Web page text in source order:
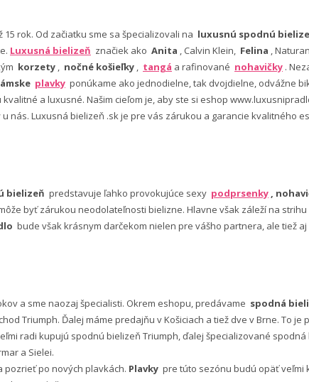
rok. Od začiatku sme sa špecializovali na luxusnú spodnú
Luxusná bielizeň značiek ako Anita , Calvin Klein, Felina ,
korzety , nočné košieľky , tangá a rafinované nohavičky .
plavky ponúkame ako jednodielne, tak dvojdielne, odvážne
a luxusné. Našim cieľom je, aby ste si eshop
nás. Luxusná bielizeň .sk je pre vás zárukou a garancie kvalitného
bielizeň predstavuje ľahko provokujúce sexy podprsenky ,
byť zárukou neodolateľnosti bielizne. Hlavne však záleží na
bude však krásnym darčekom nielen pre vášho partnera, ale tiež aj
a sme naozaj špecialisti. Okrem eshopu, predávame spodná
Triumph. Ďalej máme predajňu v Košiciach a tiež dve v Brne.
radi kupujú spodnú bielizeň Triumph, ďalej špecializované
a Sielei.
pozrieť po nových plavkách. Plavky pre túto sezónu budú opäť veľmi